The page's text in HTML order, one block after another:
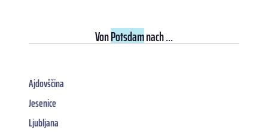
VonPotsdamnach ...
Ajdovščina
Jesenice
Ljubljana